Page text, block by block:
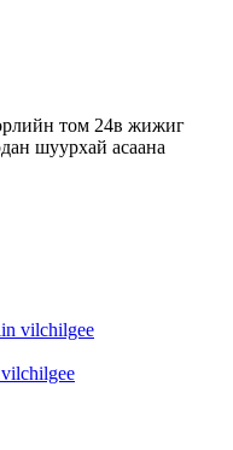
том 24в жижиг
шуурхай асаана